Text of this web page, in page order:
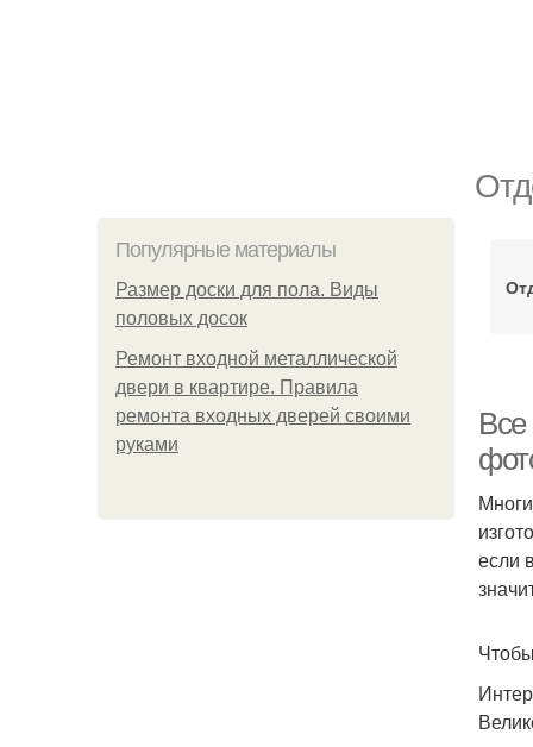
Популярные материалы
Размер доски для пола. Виды
половых досок
Ремонт входной металлической
двери в квартире. Правила
ремонта входных дверей своими
руками
Все
если